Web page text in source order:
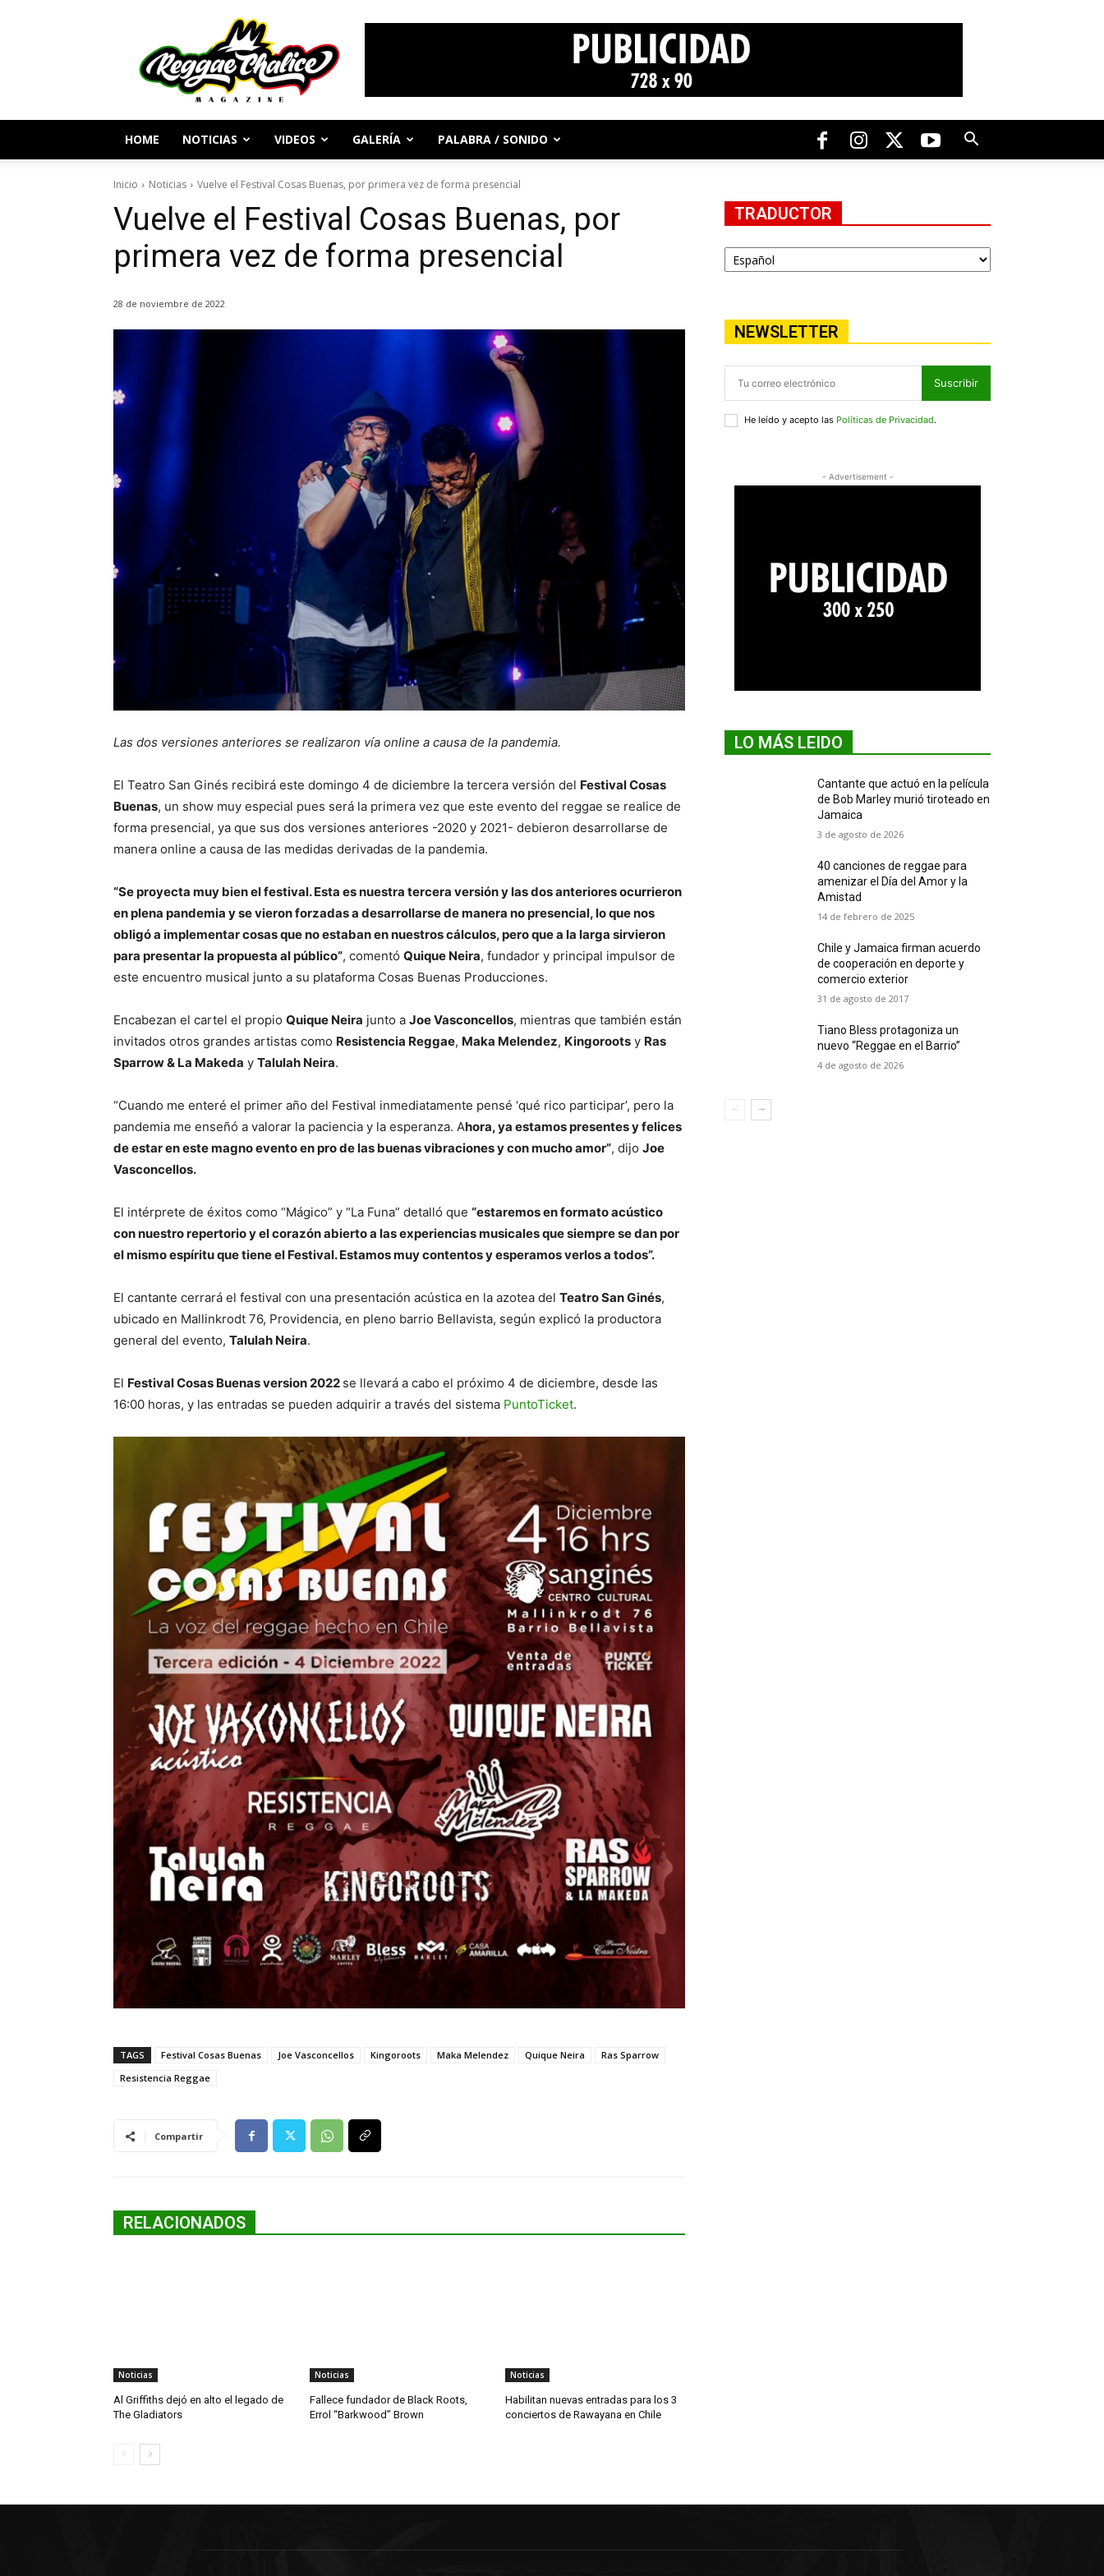
Periodismo
y
Cultura
Reggae
HOME NOTICIAS VIDEOS GALERÍA PALABRA / SONIDO
Inicio Noticias Vuelve el Festival Cosas Buenas, por primera vez de forma presencial
Vuelve el Festival Cosas Buenas, por
primera vez de forma presencial
28 de noviembre de 2022
Las dos versiones anteriores se realizaron vía online a causa de la pandemia.
El Teatro San Ginés recibirá este domingo 4 de diciembre la tercera versión del Festival Cosas
Buenas, un show muy especial pues será la primera vez que este evento del reggae se realice de
forma presencial, ya que sus dos versiones anteriores -2020 y 2021- debieron desarrollarse de
manera online a causa de las medidas derivadas de la pandemia.
“Se proyecta muy bien el festival. Esta es nuestra tercera versión y las dos anteriores ocurrieron
en plena pandemia y se vieron forzadas a desarrollarse de manera no presencial, lo que nos
obligó a implementar cosas que no estaban en nuestros cálculos, pero que a la larga sirvieron
para presentar la propuesta al público”, comentó Quique Neira, fundador y principal impulsor de
este encuentro musical junto a su plataforma Cosas Buenas Producciones.
Encabezan el cartel el propio Quique Neira junto a Joe Vasconcellos, mientras que también están
invitados otros grandes artistas como Resistencia Reggae, Maka Melendez, Kingoroots y Ras
Sparrow & La Makeda y Talulah Neira.
“Cuando me enteré el primer año del Festival inmediatamente pensé ‘qué rico participar’, pero la
pandemia me enseñó a valorar la paciencia y la esperanza. Ahora, ya estamos presentes y felices
de estar en este magno evento en pro de las buenas vibraciones y con mucho amor”, dijo Joe
Vasconcellos.
El intérprete de éxitos como “Mágico” y “La Funa” detalló que “estaremos en formato acústico
con nuestro repertorio y el corazón abierto a las experiencias musicales que siempre se dan por
el mismo espíritu que tiene el Festival. Estamos muy contentos y esperamos verlos a todos”.
El cantante cerrará el festival con una presentación acústica en la azotea del Teatro San Ginés,
ubicado en Mallinkrodt 76, Providencia, en pleno barrio Bellavista, según explicó la productora
general del evento, Talulah Neira­.
El Festival Cosas Buenas version 2022 se llevará a cabo el próximo 4 de diciembre, desde las
16:00 horas, y las entradas se pueden adquirir a través del sistema PuntoTicket.
TAGS Festival Cosas Buenas Joe Vasconcellos Kingoroots Maka Melendez Quique Neira
Ras Sparrow
Resistencia Reggae
Compartir
RELACIONADOS
Noticias
Al Griffiths dejó en alto el legado de
The Gladiators
Noticias
Fallece fundador de Black Roots,
Errol “Barkwood” Brown
Noticias
Habilitan nuevas entradas para los 3
conciertos de Rawayana en Chile
TRADUCTOR
NEWSLETTER
Suscribir
He leído y acepto las Políticas de Privacidad.
- Advertisement -
LO MÁS LEIDO
Cantante que actuó en la película
de Bob Marley murió tiroteado en
Jamaica
3 de agosto de 2026
40 canciones de reggae para
amenizar el Día del Amor y la
Amistad
14 de febrero de 2025
Chile y Jamaica firman acuerdo
de cooperación en deporte y
comercio exterior
31 de agosto de 2017
Tiano Bless protagoniza un
nuevo “Reggae en el Barrio”
4 de agosto de 2026